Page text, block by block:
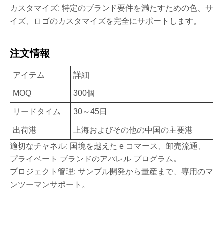
カスタマイズ: 特定のブランド要件を満たすための色、サ
イズ、ロゴのカスタマイズを完全にサポートします。
注文情報
アイテム 詳細
MOQ 300個
リードタイム 30～45日
出荷港
上海およびその他の中国の主要港
適切なチャネル: 国境を越えた e コマース、卸売流通、
プライベート ブランドのアパレル プログラム。
プロジェクト管理: サンプル開発から量産まで、専用のマ
ンツーマンサポート。